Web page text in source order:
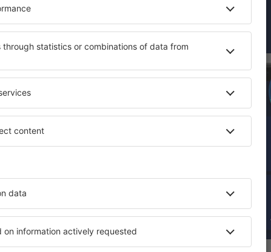
e-mailadres op te geven en "Abonneren" te kiezen (collectief) geeft u
app
reizen